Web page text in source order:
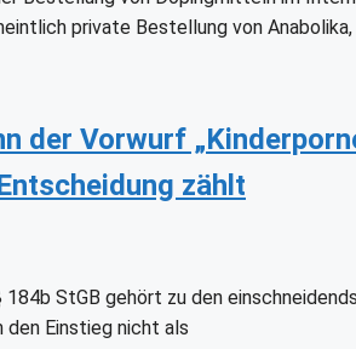
private Bestellung von
der Vorwurf
zählt
StGB gehört zu den
Einstieg nicht als